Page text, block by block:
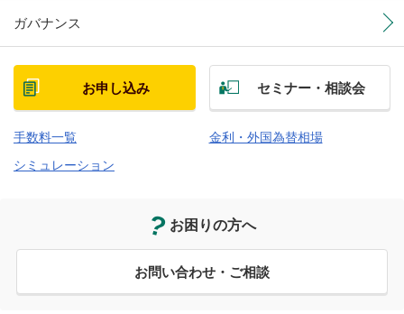
ガバナンス
お申し込み セミナー・相談会
手数料一覧
金利・外国為替相場
シミュレーション
お困りの方へ
お問い合わせ・ご相談